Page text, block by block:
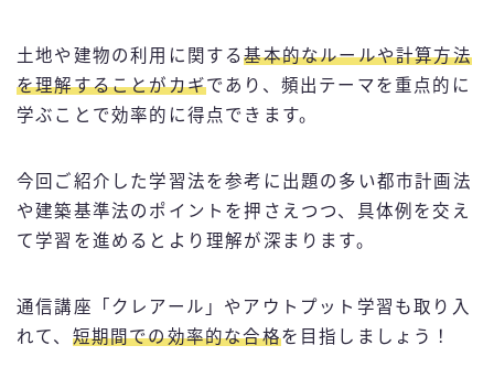
土地や建物の利用に関する基本的なルールや計算方法
を理解することがカギであり、頻出テーマを重点的に
学ぶことで効率的に得点できます。
今回ご紹介した学習法を参考に出題の多い都市計画法
や建築基準法のポイントを押さえつつ、具体例を交え
て学習を進めるとより理解が深まります。
通信講座「クレアール」やアウトプット学習も取り入
れて、 短期間での効率的な合格を目指しましょう！